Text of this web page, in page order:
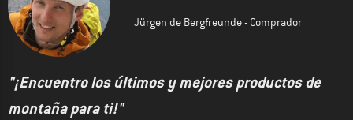
Jürgen de Bergfreunde - Comprador
"¡Encuentro los últimos y mejores productos de
montaña para ti!"